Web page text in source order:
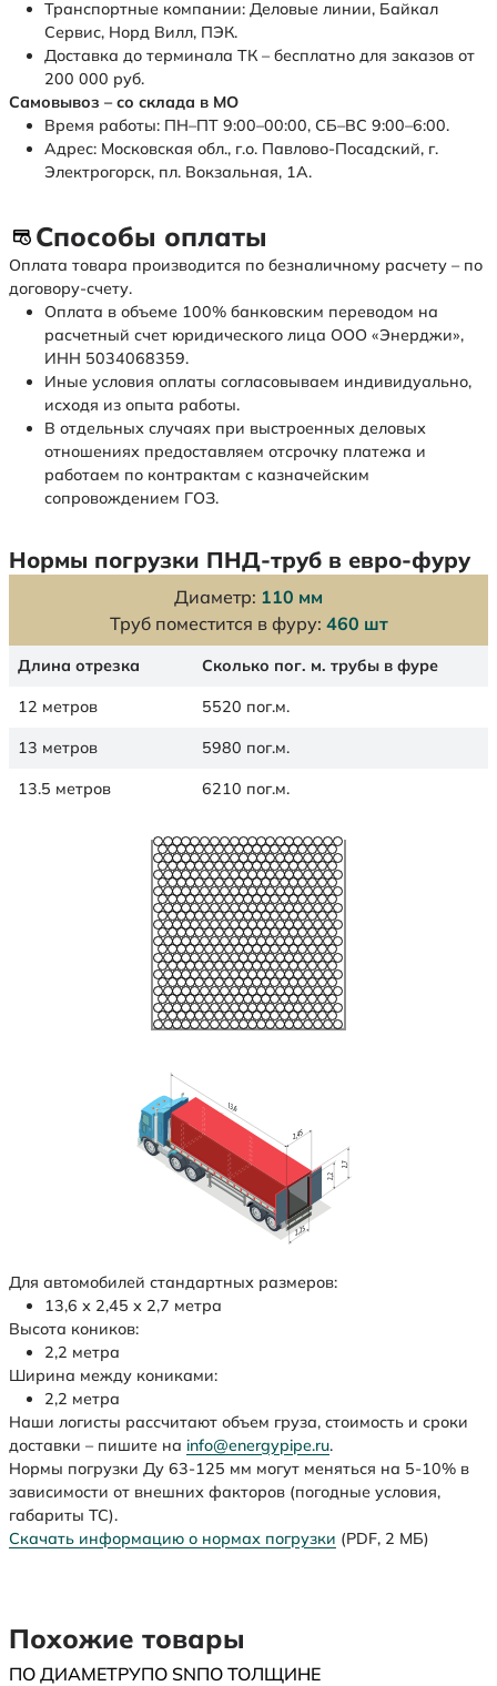
Транспортные компании: Деловые линии, Байкал
Сервис, Норд Вилл, ПЭК.
Доставка до терминала ТК – бесплатно для заказов от
200 000 руб.
Самовывоз – со склада в МО
Время работы: ПН–ПТ 9:00–00:00, СБ–ВС 9:00–6:00.
Адрес: Московская обл., г.о. Павлово-Посадский, г.
Электрогорск, пл. Вокзальная, 1А.
Способы оплаты
Оплата товара производится по безналичному расчету – по
договору-счету.
Оплата в объеме 100% банковским переводом на
расчетный счет юридического лица ООО «Энерджи»,
ИНН 5034068359.
Иные условия оплаты согласовываем индивидуально,
исходя из опыта работы.
В отдельных случаях при выстроенных деловых
отношениях предоставляем отсрочку платежа и
работаем по контрактам с казначейским
сопровождением ГОЗ.
Нормы погрузки ПНД-труб в евро-фуру
Диаметр: 110 мм
Труб поместится в фуру: 460 шт
Длина отрезка Сколько пог. м. трубы в фуре
12 метров 5520 пог.м.
13 метров 5980 пог.м.
13.5 метров 6210 пог.м.
Для автомобилей стандартных размеров:
13,6 х 2,45 х 2,7 метра
Высота коников:
2,2 метра
Ширина между кониками:
2,2 метра
Наши логисты рассчитают объем груза, стоимость и сроки
доставки – пишите на info@energypipe.ru.
Нормы погрузки Ду 63-125 мм могут меняться на 5-10% в
зависимости от внешних факторов (погодные условия,
габариты ТС).
Скачать информацию о нормах погрузки (PDF, 2 МБ)
Похожие товары
ПО ДИАМЕТРУПО SNПО ТОЛЩИНЕ